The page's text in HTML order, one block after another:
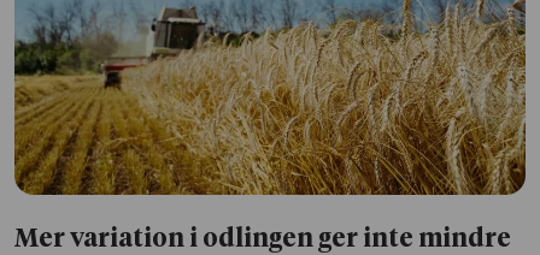
Mer variation i odlingen ger inte mindre